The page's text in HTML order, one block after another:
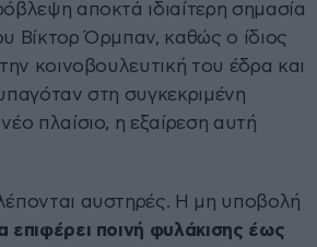
αποκτά ιδιαίτερη σημασία
Βίκτορ Όρμπαν, καθώς ο ίδιος
κοινοβουλευτική του έδρα και
στη συγκεκριμένη
πλαίσιο, η εξαίρεση αυτή
αυστηρές. Η μη υποβολή
επιφέρει ποινή φυλάκισης έως